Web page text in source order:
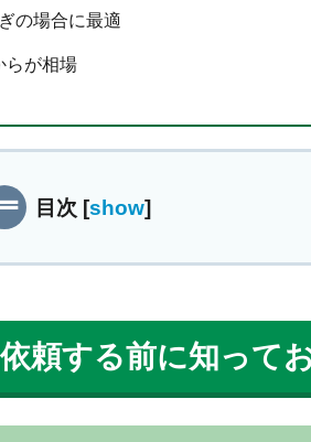
の場合に最適
らが相場
目次 [show]
頼する前に知って